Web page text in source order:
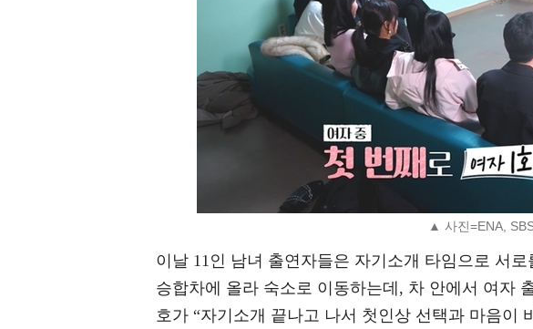
▲ 사진=ENA,
이날 11인 남녀 출연자들은 자기소개 타임으로 서
승합차에 올라 숙소로 이동하는데, 차 안에서 여자
호가 “자기소개 끝나고 나서 첫인상 선택과 마음이